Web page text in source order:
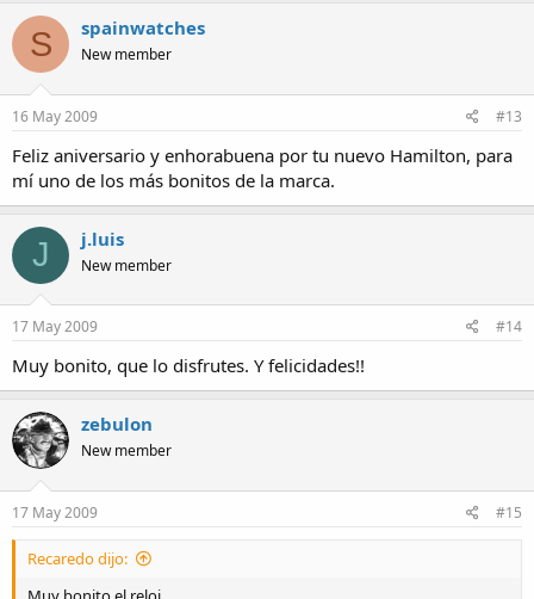
S spainwatches
New member
16 May 2009 #13
Feliz aniversario y enhorabuena por tu nuevo Hamilton, para
mí uno de los más bonitos de la marca.
J j.luis
New member
17 May 2009 #14
Muy bonito, que lo disfrutes. Y felicidades!!
zebulon
New member
17 May 2009 #15
Recaredo dijo: